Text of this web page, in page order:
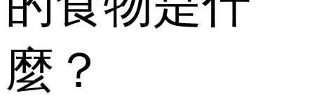
麼？